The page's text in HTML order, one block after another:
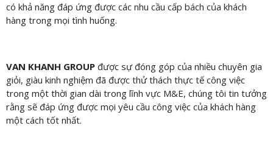
có khả năng đáp ứng được các nhu cầu cấp bách của khách
hàng trong mọi tình huống.
VAN KHANH GROUP được sự đóng góp của nhiều chuyên gia
giỏi, giàu kinh nghiệm đã được thử thách thực tế công việc
trong một thời gian dài trong lĩnh vực M&E, chúng tôi tin tưởng
rằng sẽ đáp ứng được mọi yêu cầu công việc của khách hàng
một cách tốt nhất.